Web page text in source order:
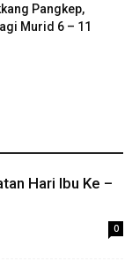
Pangkep,
Murid 6 – 11
Hari Ibu Ke –
0